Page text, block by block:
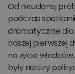
Od nieudanej
podczas
dramatycznie dla
naszej pierwszej
na życie
były natury